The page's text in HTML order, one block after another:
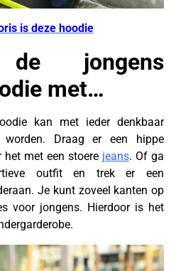
is deze hoodie
de jongens
met…
kan met ieder denkbaar
worden. Draag er een hippe
met een stoere jeans. Of ga
outfit en trek er een
Je kunt zoveel kanten op
voor jongens. Hierdoor is het